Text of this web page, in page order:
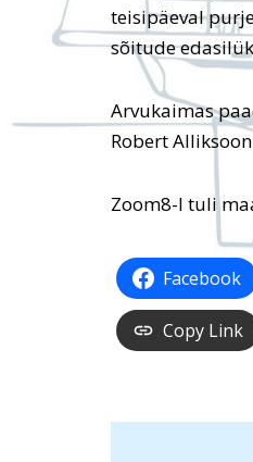
teisipäeval
sõitude
Arvukaimas
Robert
Zoom8-l tuli
Facebook
Copy Link